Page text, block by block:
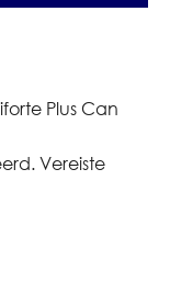
Plus Can
Vereiste